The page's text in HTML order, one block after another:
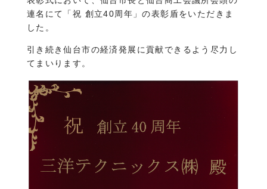
連名にて「祝 創立40周年」の表彰盾をいただきま
した。
引き続き仙台市の経済発展に貢献できるよう尽力し
てまいります。